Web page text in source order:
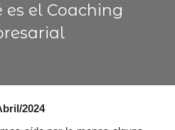
es el Coaching
2024